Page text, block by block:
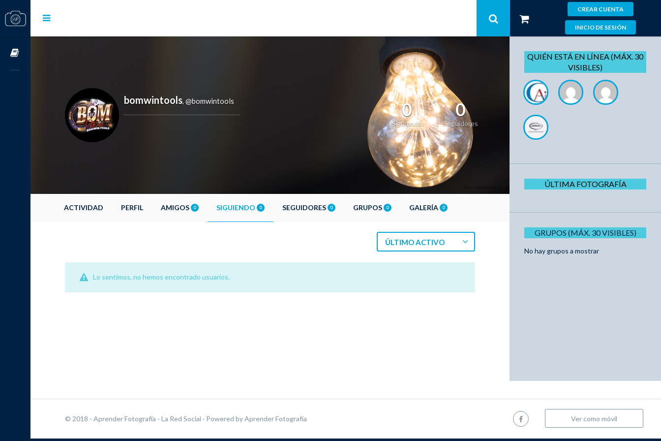
CREAR CUENTA
INICIO DE SESIÓN
bomwintools, @bomwintools 0
Siguiendo
0
Seguidores
ACTIVIDAD PERFIL AMIGOS 0 SIGUIENDO 0 SEGUIDORES 0 GRUPOS 0 GALERÍA 0
ÚLTIMO ACTIVO
Lo sentimos, no hemos encontrado usuarios.
QUIÉN ESTÁ EN LÍNEA (MÁX. 30
VISIBLES)
ÚLTIMA FOTOGRAFÍA
GRUPOS (MÁX. 30 VISIBLES)
No hay grupos a mostrar
© 2018 - Aprender Fotografía - La Red Social · Powered byAprender Fotografía